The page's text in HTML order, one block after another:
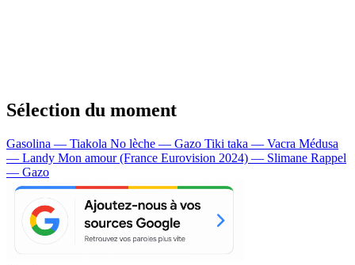
Sélection du moment
Gasolina — Tiakola No lèche — Gazo Tiki taka — Vacra Médusa
— Landy Mon amour (France Eurovision 2024) — Slimane Rappel
— Gazo